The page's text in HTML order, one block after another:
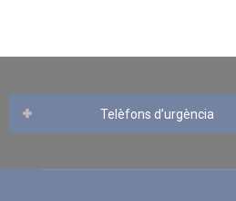
Telèfons d’urgència